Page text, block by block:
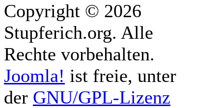
Copyright © 2026
Stupferich.org. Alle
Rechte vorbehalten.
Joomla! ist freie, unter
der GNU/GPL-Lizenz